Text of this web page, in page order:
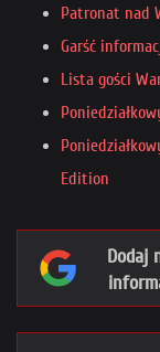
Patronat nad
Garść
Lista gości
Edition
Dodaj